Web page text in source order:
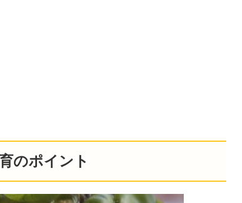
のポイント